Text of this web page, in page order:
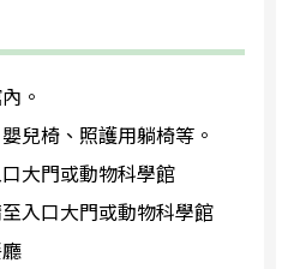
。
兒椅、照護用躺椅等。
大門或動物科學館
入口大門或動物科學館